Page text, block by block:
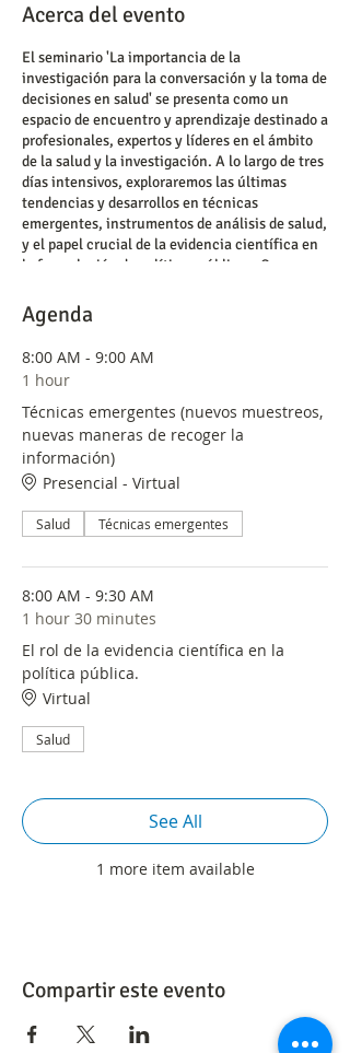
Acerca del evento
El seminario 'La importancia de la
investigación para la conversación y la toma de
decisiones en salud' se presenta como un
espacio de encuentro y aprendizaje destinado a
profesionales, expertos y líderes en el ámbito
de la salud y la investigación. A lo largo de tres
días intensivos, exploraremos las últimas
tendencias y desarrollos en técnicas
emergentes, instrumentos de análisis de salud,
y el papel crucial de la evidencia científica en
la formulación de políticas públicas. Con una
una plataforma única para el intercambio de
conocimientos, la colaboración y la reflexión
sobre cómo impulsar la salud pública a través
de la investigación rigurosa y la toma de
decisiones informada. Únase a nosotros
mientras nos embarcamos en este viaje hacia
un futuro más saludable y equitativo para
todos.
Agenda
8:00 AM - 9:00 AM
1 hour
Técnicas emergentes (nuevos muestreos,
nuevas maneras de recoger la
información)
Presencial - Virtual
Salud Técnicas emergentes
8:00 AM - 9:30 AM
1 hour 30 minutes
El rol de la evidencia científica en la
política pública.
Virtual
Salud
1 more item available
See All
Compartir este evento